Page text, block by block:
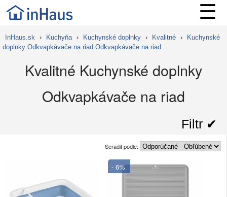
☰
InHaus.sk › Kuchyňa › Kuchynské doplnky › Kvalitné ›
Kuchynské
doplnky Odkvapkávače na riad Odkvapkávače na riad
Kvalitné Kuchynské doplnky
Odkvapkávače na riad
Filtr ✔︎
Seřadit podle:
- 6%